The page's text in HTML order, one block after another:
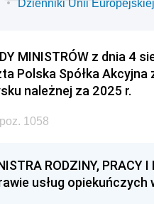
Dzienniki Unii Europejskiej
MINISTRÓW z dnia 4
Polska Spółka
należnej za 2025 r.
1058
RODZINY, PRACY
usług